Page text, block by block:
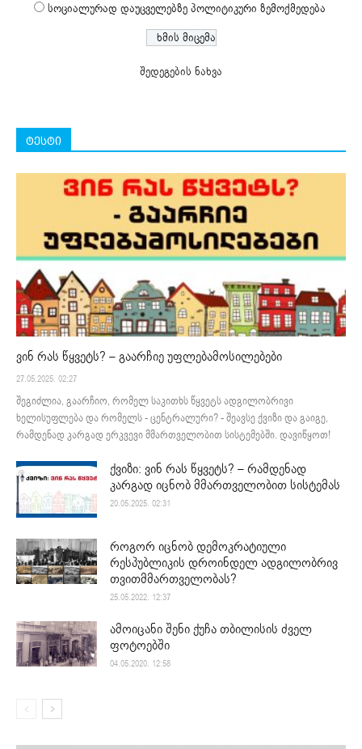
სოციალურად დაუცველებზე პოლიტიკური ზემოქმედება
შედეგების ნახვა
ტესტი
ვინ რას წყვეტს? – გაარჩიე უფლებამოსილებები
27.05.2025. 02:27
შეგიძლია, გაარჩიო, რომელ საკითხს წყვეტს ადგილობრივი
ხელისუფლება და რომელს - ცენტრალური? - შეავსე ქვიზი და გაიგე,
რამდენად კარგად ერკვევი მმართველობით სისტემებში. დავიწყოთ!
ქვიზი: ვინ რას წყვეტს? – რამდენად
კარგად იცნობ მმართველობით სისტემას
20.05.2025. 02:31
როგორ იცნობ დემოკრატიული
რესპუბლიკის დროინდელ ადგილობრივ
თვითმმართველობას?
25.05.2022. 12:37
ამოიცანი შენი ქუჩა თბილისის ძველ
ფოტოებში
04.05.2020. 12:58